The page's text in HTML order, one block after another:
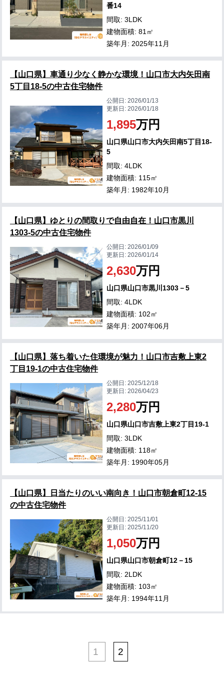
番14
間取: 3LDK
建物面積: 81㎡
築年月: 2025年11月
【山口県】車通り少なく静かな環境！山口市大内矢田南
5丁目18-5の中古住宅物件
公開日:2026/01/13
更新日:2026/01/18
1,895万円
山口県山口市大内矢田南5丁目18-
5
間取: 4LDK
建物面積: 115㎡
築年月: 1982年10月
【山口県】ゆとりの間取りで自由自在！山口市黒川
1303-5の中古住宅物件
公開日:2026/01/09
更新日:2026/01/14
2,630万円
山口県山口市黒川1303－5
間取: 4LDK
建物面積: 102㎡
築年月: 2007年06月
【山口県】落ち着いた住環境が魅力！山口市吉敷上東2
丁目19-1の中古住宅物件
公開日:2025/12/18
更新日:2026/04/23
2,280万円
山口県山口市吉敷上東2丁目19-1
間取: 3LDK
建物面積: 118㎡
築年月: 1990年05月
【山口県】日当たりのいい南向き！山口市朝倉町12-15
の中古住宅物件
公開日:2025/11/01
更新日:2025/11/20
1,050万円
山口県山口市朝倉町12－15
間取: 2LDK
建物面積: 103㎡
築年月: 1994年11月
1 2